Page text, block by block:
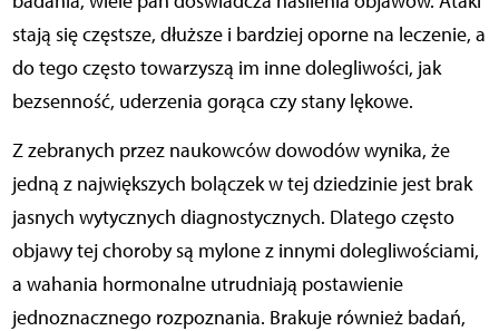
stają się częstsze, dłuższe i bardziej oporne na leczenie, a
do tego często towarzyszą im inne dolegliwości, jak
bezsenność, uderzenia gorąca czy stany lękowe.
Z zebranych przez naukowców dowodów wynika, że
jedną z największych bolączek w tej dziedzinie jest brak
jasnych wytycznych diagnostycznych. Dlatego często
objawy tej choroby są mylone z innymi dolegliwościami,
a wahania hormonalne utrudniają postawienie
jednoznacznego rozpoznania. Brakuje również badań,